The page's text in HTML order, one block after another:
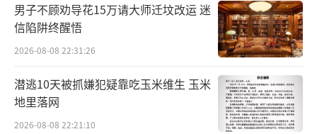
男子不顾劝导花15万请大师迁坟改运 迷
信陷阱终醒悟
2026-08-08 22:31:26
潜逃10天被抓嫌犯疑靠吃玉米维生 玉米
地里落网
2026-08-08 22:21:10